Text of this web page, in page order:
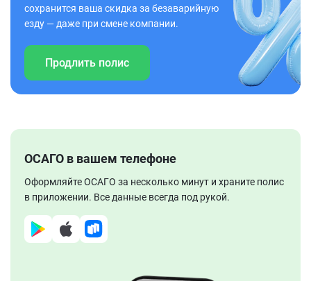
сохранится ваша скидка за безаварийную
езду — даже при смене компании.
Продлить полис
ОСАГО в вашем телефоне
Оформляйте ОСАГО за несколько минут и храните полис
в приложении. Все данные всегда под рукой.